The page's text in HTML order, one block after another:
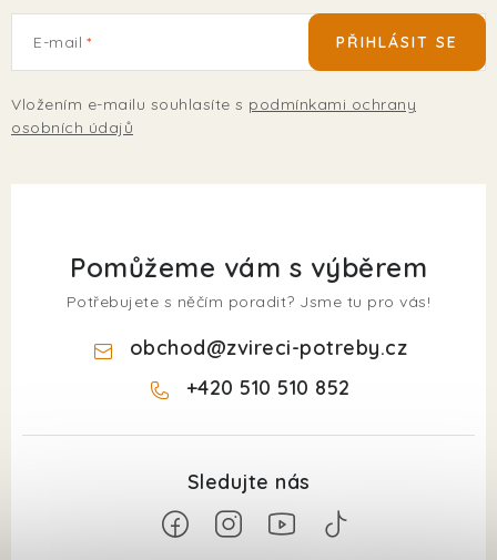
E-mail
Vložením e-mailu souhlasíte s podmínkami ochrany
osobních údajů
PŘIHLÁSIT SE
Pomůžeme vám s výběrem
Potřebujete s něčím poradit? Jsme tu pro vás!
obchod@zvireci-potreby.cz
+420 510 510 852